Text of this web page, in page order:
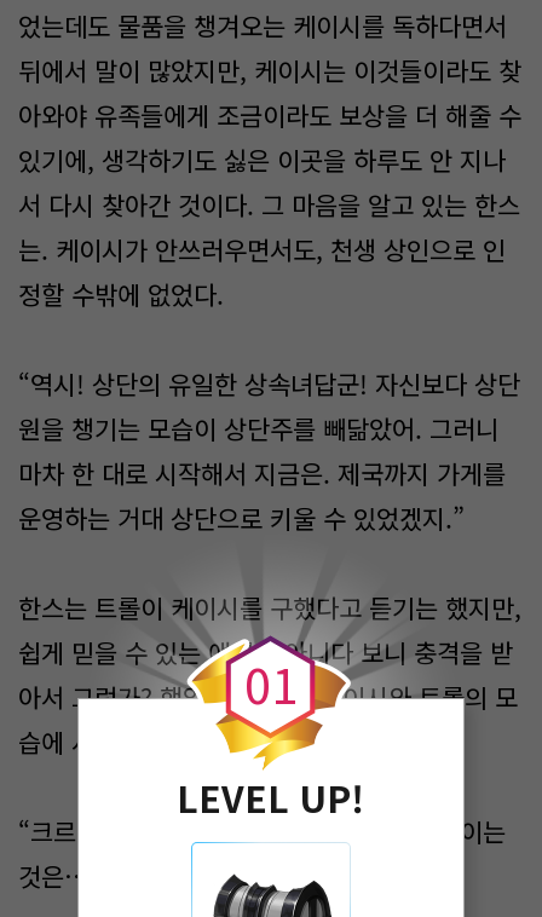
었는데도 물품을 챙겨오는 케이시를 독하다면서
뒤에서 말이 많았지만, 케이시는 이것들이라도 찾
아와야 유족들에게 조금이라도 보상을 더 해줄 수
있기에, 생각하기도 싫은 이곳을 하루도 안 지나
서 다시 찾아간 것이다. 그 마음을 알고 있는 한스
는. 케이시가 안쓰러우면서도, 천생 상인으로 인
정할 수밖에 없었다.
“역시! 상단의 유일한 상속녀답군! 자신보다 상단
원을 챙기는 모습이 상단주를 빼닮았어. 그러니
마차 한 대로 시작해서 지금은. 제국까지 가게를
운영하는 거대 상단으로 키울 수 있었겠지.”
한스는 트롤이 케이시를 구했다고 듣기는 했지만,
쉽게 믿을 수 있는 얘기가 아니다 보니 충격을 받
아서 그런가? 했었지만, 지금 케이시와 트롤의 모
습에 사실임을 알 수 있었다.
“크르르?” (낮에 그 여자 아이군! 고개를 숙이는
것은…. 복종의 의미인가?)
0
0
1
LEVEL UP!